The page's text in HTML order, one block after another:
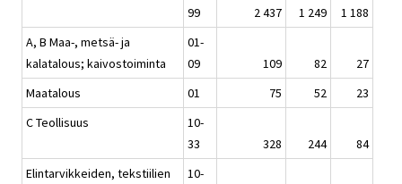
99
2 437 1 249
1 188
A, B Maa-, metsä- ja
kalatalous; kaivostoiminta
01-
09
109 82
27
Maatalous
01 75 52
23
C Teollisuus
10-
33
328 244
84
Elintarvikkeiden, tekstiilien
10-